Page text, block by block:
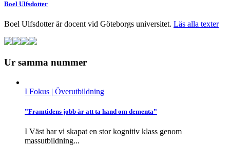
Boel Ulfsdotter
Boel Ulfsdotter är docent vid Göteborgs universitet. Läs alla texter
Ur samma nummer
I Fokus | Överutbildning
”Framtidens jobb är att ta hand om dementa”
I Väst har vi skapat en stor kognitiv klass genom
massutbildning...